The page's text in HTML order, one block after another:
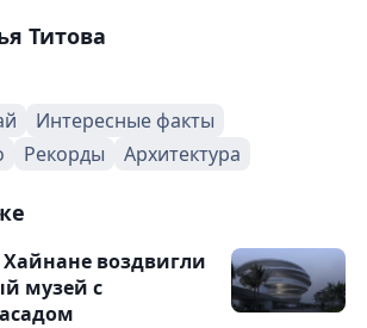
Титова
Интересные факты
Рекорды Архитектура
воздвигли
музей с